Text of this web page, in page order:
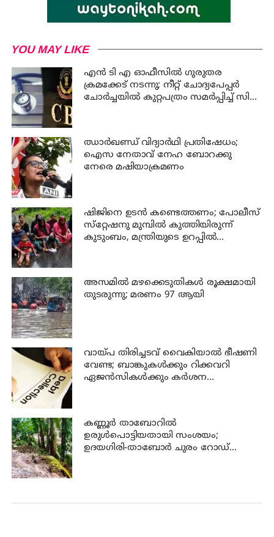
YOU MAY LIKE
എന്‍ ടി എ ഓഫീസില്‍ ഗുരുതര
ക്രമക്കേട് നടന്നു; നീറ്റ് ചോദ്യപേപ്പര്‍
ചോര്‍ച്ചയില്‍ കുറ്റപത്രം സമര്‍പ്പിച്ച് സി
ഝാര്‍ഖണ്ഡ് വിദ്യാര്‍ഥി പ്രതിഷേധം;
ഐസ നേതാവ് നേഹ ബോറക്കു
നേരെ മഷിയാക്രമണം
ഷിജിനെ ഉടന്‍ കണ്ടെത്തണം; പോലീസ്
സ്‌റ്റേഷനു മുമ്പില്‍ കുത്തിയിരുന്ന്
കുടുംബം, മന്ത്രിയുടെ ഉറപ്പില്‍
അസമില്‍ മഴക്കെടുതികള്‍ രൂക്ഷമായി
തുടരുന്നു; മരണം 97 ആയി
വായ്പ തിരിച്ചടവ് വൈകിയാൽ ഭീഷണി
വേണ്ട; ബാങ്കുകൾക്കും റിക്കവറി
ഏജൻസികൾക്കും കർശന
കണ്ണൂര്‍ താബോറില്‍
ഉരുള്‍പൊട്ടിയതായി സംശയം;
ഉദയഗിരി-താബോര്‍ ചുരം റോഡ്